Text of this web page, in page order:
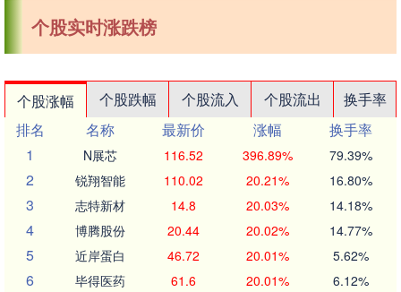
个股实时涨跌榜
个股涨幅 个股跌幅 个股流入 个股流出
换手率
排名
名称 最新价 涨幅
换手率
1
N展芯 116.52 396.89% 79.39%
2 锐翔智能 110.02 20.21% 16.80%
3 志特新材 14.8 20.03% 14.18%
4 博腾股份 20.44 20.02% 14.77%
5 近岸蛋白 46.72 20.01% 5.62%
6 毕得医药 61.6 20.01% 6.12%